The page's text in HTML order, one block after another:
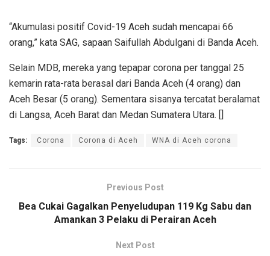
“Akumulasi positif Covid-19 Aceh sudah mencapai 66
orang,” kata SAG, sapaan Saifullah Abdulgani di Banda Aceh.
Selain MDB, mereka yang tepapar corona per tanggal 25
kemarin rata-rata berasal dari Banda Aceh (4 orang) dan
Aceh Besar (5 orang). Sementara sisanya tercatat beralamat
di Langsa, Aceh Barat dan Medan Sumatera Utara. []
Tags: Corona Corona di Aceh WNA di Aceh corona
Previous Post
Bea Cukai Gagalkan Penyeludupan 119 Kg Sabu dan
Amankan 3 Pelaku di Perairan Aceh
Next Post